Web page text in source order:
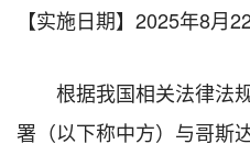
【实施日期】2025年8月
根据我国相关法律法
署（以下称中方）与哥斯